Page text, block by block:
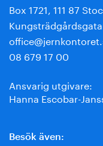
Box 1721, 111 87
08 679 17 00
Ansvarig utgivare:
Hanna Escobar-
Besök även: